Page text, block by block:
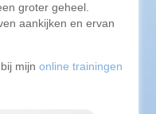
groter geheel.
aankijken en ervan
mijn online trainingen